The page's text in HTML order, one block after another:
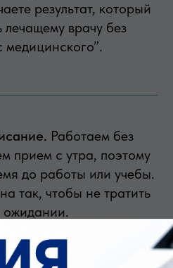
результат, который
врачу без
медицинского”.
Работаем без
прием с утра, поэтому
до работы или учебы.
так, чтобы не тратить
ожидании.